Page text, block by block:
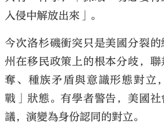
入侵中解放出來」。
今次洛杉磯衝突只是美國分裂
州在移民政策上的根本分歧，
奪、種族矛盾與意識形態對立
戰」狀態。有學者警告，美國
議，演變為身份認同的對立。